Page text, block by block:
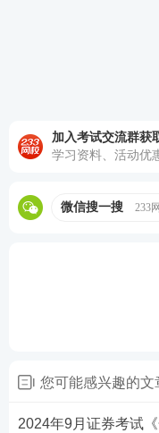
0元领历
加入考试交流群获
学习资料、活动优
微信搜一搜 233
您可能感兴趣的文
2024年9月证券考试《